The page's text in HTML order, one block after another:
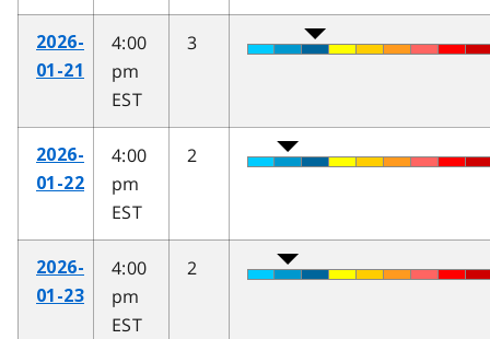
2026-
01-21
4:00
pm
EST
3
2026-
01-22
4:00
pm
EST
2
2026-
01-23
4:00
pm
EST
2